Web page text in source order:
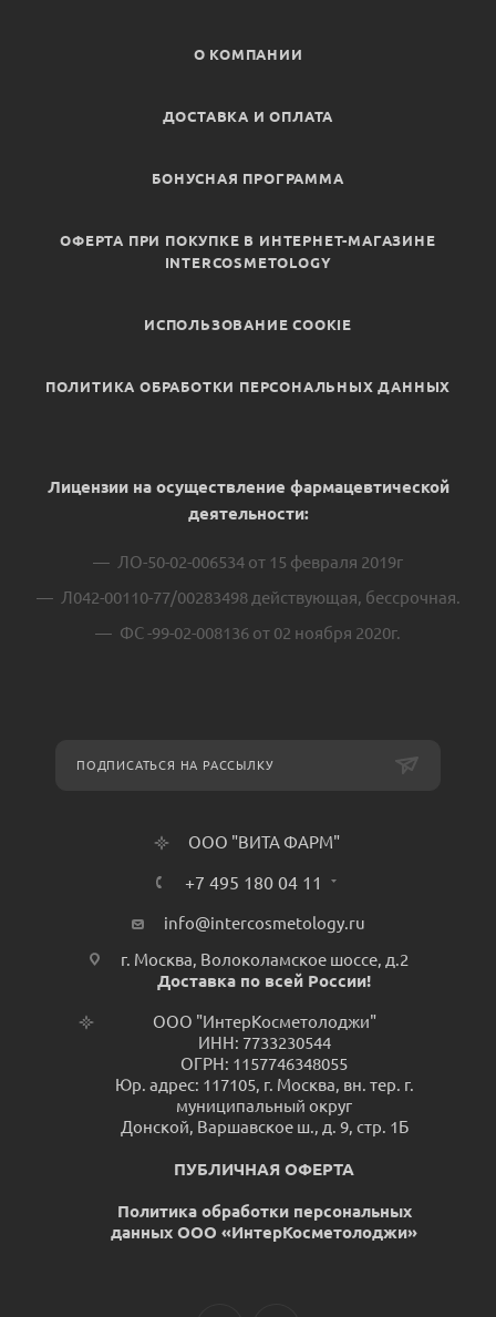
О КОМПАНИИ
ДОСТАВКА И ОПЛАТА
БОНУСНАЯ ПРОГРАММА
ОФЕРТА ПРИ ПОКУПКЕ В ИНТЕРНЕТ-МАГАЗИНЕ
INTERCOSMETOLOGY
ИСПОЛЬЗОВАНИЕ COOKIE
ПОЛИТИКА ОБРАБОТКИ ПЕРСОНАЛЬНЫХ ДАННЫХ
Лицензии на осуществление фармацевтической
деятельности:
ЛО-50-02-006534 от 15 февраля 2019г
Л042-00110-77/00283498 действующая, бессрочная.
ФС -99-02-008136 от 02 ноября 2020г.
ПОДПИСАТЬСЯ НА РАССЫЛКУ
ООО "ВИТА ФАРМ"
+7 495 180 04 11
info@intercosmetology.ru
г. Москва, Волоколамское шоссе, д.2
Доставка по всей России!
ООО "ИнтерКосметолоджи"
ИНН: 7733230544
ОГРН: 1157746348055
Юр. адрес: 117105, г. Москва, вн. тер. г.
муниципальный округ
Донской, Варшавское ш., д. 9, стр. 1Б
ПУБЛИЧНАЯ ОФЕРТА
Политика обработки персональных
данных ООО «ИнтерКосметолоджи»